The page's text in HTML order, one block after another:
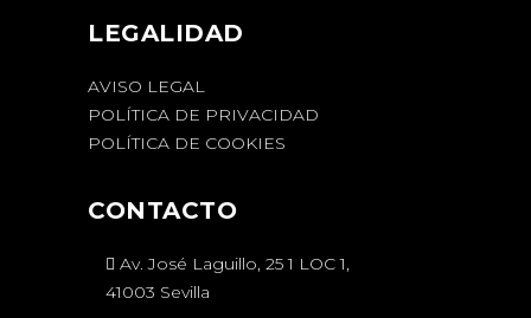
LEGALIDAD
AVISO LEGAL
POLÍTICA DE PRIVACIDAD
POLÍTICA DE COOKIES
CONTACTO
Av. José Laguillo, 25 1 LOC 1,
41003 Sevilla